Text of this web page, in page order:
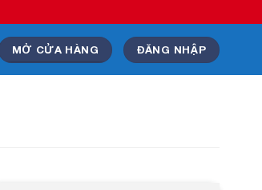
MỞ CỬA HÀNG ĐĂNG NHẬP